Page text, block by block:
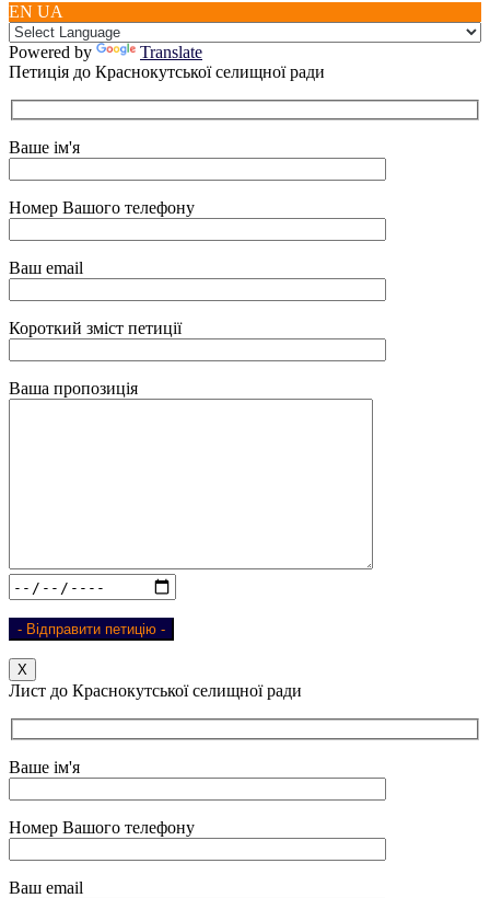
EN UA
Powered by
Translate
Петиція до Краснокутської селищної ради
Ваше ім'я
Номер Вашого телефону
Ваш email
Короткий зміст петиції
Ваша пропозиція
Х
Лист до Краснокутської селищної ради
Ваше ім'я
Номер Вашого телефону
Ваш email